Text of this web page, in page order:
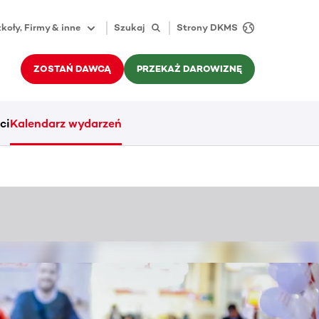
Firmy & inne Szukaj Strony DKMS
ZOSTAŃ DAWCĄ PRZEKAŻ DAROWIZNĘ
Kalendarz wydarzeń